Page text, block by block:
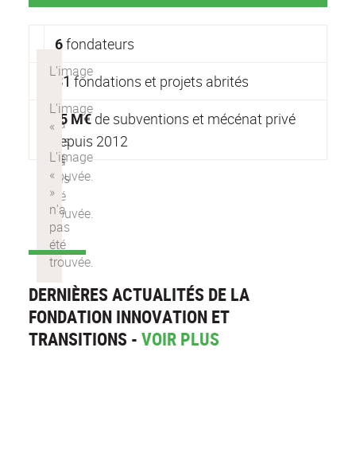
6fondateurs
31fondations et projets abrités
55 M€de subventions et mécénat privé
depuis 2012
DERNIÈRES ACTUALITÉS DE LA
FONDATION INNOVATION ET
TRANSITIONS - VOIR PLUS